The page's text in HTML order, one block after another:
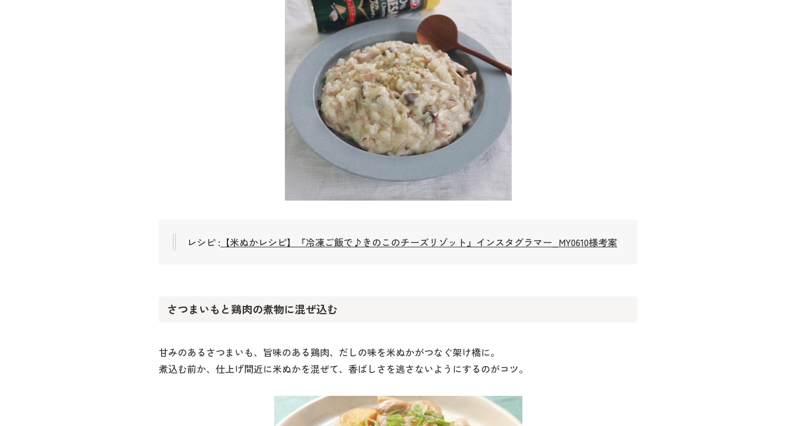
レシピ : 【米ぬかレシピ】『冷凍ご飯で♪きのこのチーズリゾット』インスタグラマー_MY0610様考案
さつまいもと鶏肉の煮物に混ぜ込む
甘みのあるさつまいも、旨味のある鶏肉、だしの味を米ぬかがつなぐ架け橋に。
煮込む前か、仕上げ間近に米ぬかを混ぜて、香ばしさを逃さないようにするのがコツ。